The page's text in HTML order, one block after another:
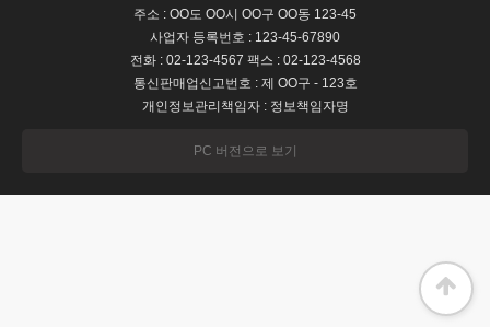
주소 : OO도 OO시 OO구 OO동 123-45
사업자 등록번호 : 123-45-67890
전화 : 02-123-4567 팩스 : 02-123-4568
통신판매업신고번호 : 제 OO구 - 123호
개인정보관리책임자 : 정보책임자명
PC 버전으로 보기